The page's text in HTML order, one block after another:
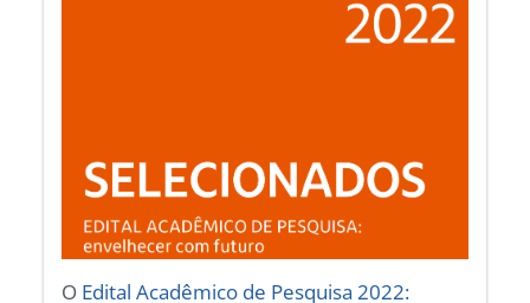
O Edital Acadêmico de Pesquisa 2022: